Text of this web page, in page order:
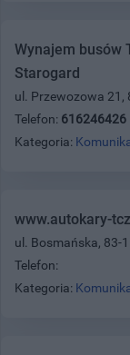
Wynajem busów
Starogard
ul. Przewozowa 21,
Telefon: 616246426
Kategoria:
www.autokary-
ul. Bosmańska, 83-
Telefon:
Kategoria: